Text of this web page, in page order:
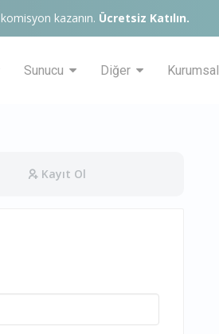
kazanın. Ücretsiz Katılın.
Sunucu Diğer Kurumsal
Kayıt Ol